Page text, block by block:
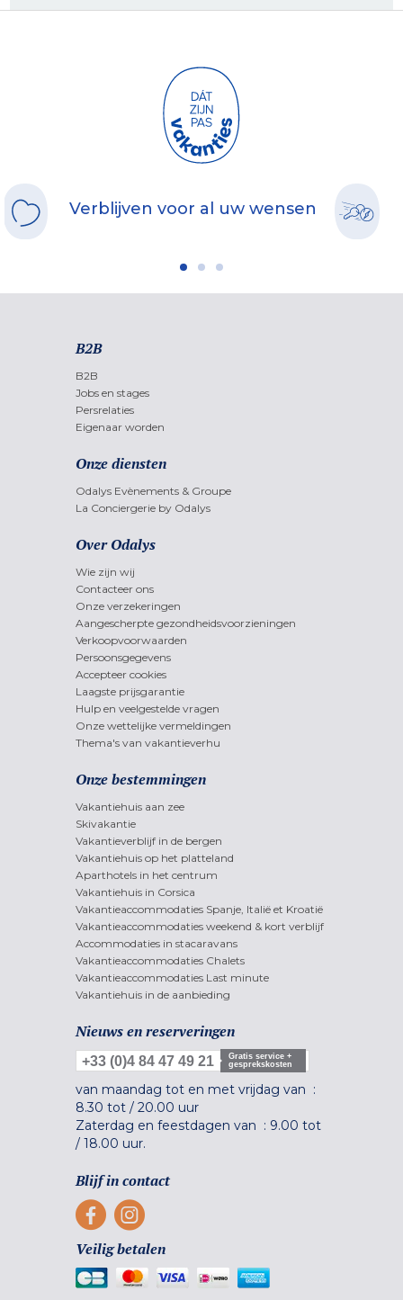
Verblijven voor al uw wensen
B2B
B2B
Jobs en stages
Persrelaties
Eigenaar worden
Onze diensten
Odalys Evènements & Groupe
La Conciergerie by Odalys
Over Odalys
Wie zijn wij
Contacteer ons
Onze verzekeringen
Aangescherpte gezondheidsvoorzieningen
Verkoopvoorwaarden
Persoonsgegevens
Accepteer cookies
Laagste prijsgarantie
Hulp en veelgestelde vragen
Onze wettelijke vermeldingen
Thema's van vakantieverhu
Onze bestemmingen
Vakantiehuis aan zee
Skivakantie
Vakantieverblijf in de bergen
Vakantiehuis op het platteland
Aparthotels in het centrum
Vakantiehuis in Corsica
Vakantieaccommodaties Spanje, Italië et Kroatië
Vakantieaccommodaties weekend & kort verblijf
Accommodaties in stacaravans
Vakantieaccommodaties Chalets
Vakantieaccommodaties Last minute
Vakantiehuis in de aanbieding
Nieuws en reserveringen
+33 (0)4 84 47 49 21
Gratis service +
gesprekskosten
van maandag tot en met vrijdag van :
8.30 tot / 20.00 uur
Zaterdag en feestdagen van : 9.00 tot
/ 18.00 uur.
Blijf in contact
Veilig betalen